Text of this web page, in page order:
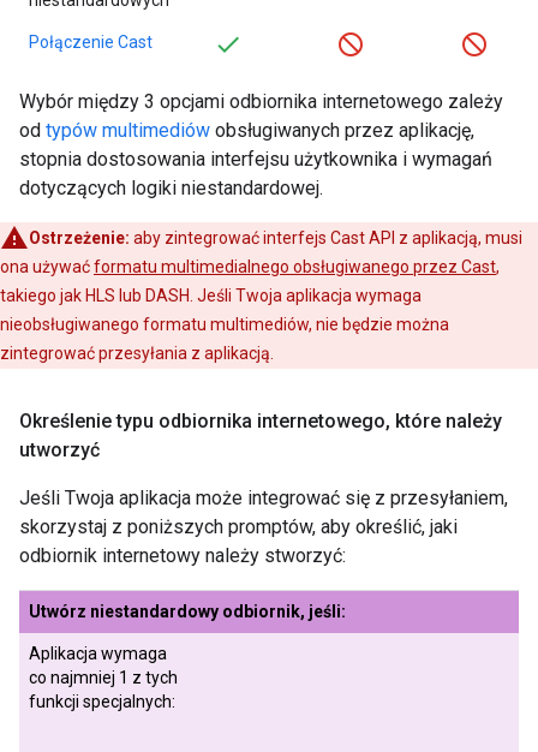
Połączenie Cast
Wybór między 3 opcjami odbiornika internetowego zależy
od typów multimediów obsługiwanych przez aplikację,
stopnia dostosowania interfejsu użytkownika i wymagań
dotyczących logiki niestandardowej.
Ostrzeżenie: aby zintegrować interfejs Cast API z aplikacją, musi
ona używaćformatu multimedialnego obsługiwanego przez Cast,
takiego jak HLS lub DASH. Jeśli Twoja aplikacja wymaga
nieobsługiwanego formatu multimediów, nie będzie można
zintegrować przesyłania z aplikacją.
Określenie typu odbiornika internetowego, które należy
utworzyć
Jeśli Twoja aplikacja może integrować się z przesyłaniem,
skorzystaj z poniższych promptów, aby określić, jaki
odbiornik internetowy należy stworzyć:
Utwórz niestandardowy odbiornik, jeśli:
Aplikacja wymaga
co najmniej 1 z tych
funkcji specjalnych: